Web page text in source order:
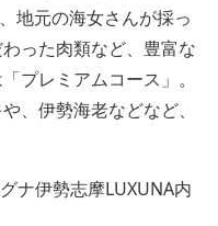
地元の海女さんが採っ
った肉類など、豊富な
プレミアムコース」。
、伊勢海老などなど、
ナ伊勢志摩LUXUNA内